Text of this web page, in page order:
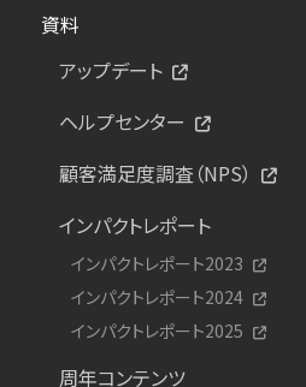
資料
アップデート
ヘルプセンター
顧客満足度調査（NPS）
インパクトレポート
インパクトレポート2023
インパクトレポート2024
インパクトレポート2025
周年コンテンツ